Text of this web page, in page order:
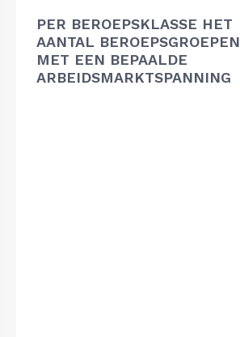
PER BEROEPSKLASSE HET
AANTAL BEROEPSGROEPEN
MET EEN BEPAALDE
ARBEIDSMARKTSPANNING